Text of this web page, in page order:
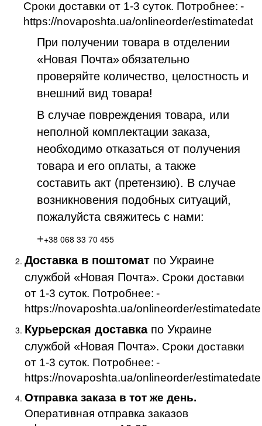
Сроки доставки от 1-3 суток. Потробнее: -
https://novaposhta.ua/onlineorder/estimatedate
При получении товара в отделении
«Новая Почта»обязательно
проверяйте количество, целостность и
внешний вид товара!
В случае повреждения товара, или
неполной комплектации заказа,
необходимо отказаться от получения
товара и его оплаты, а также
составить акт (претензию). В случае
возникновения подобных ситуаций,
пожалуйста свяжитесь с нами:
++38 068 33 70 455
Доставка в поштомат по Украине
службой «Новая Почта». Сроки доставки
от 1-3 суток. Потробнее: -
https://novaposhta.ua/onlineorder/estimatedate
Курьерская доставка по Украине
службой «Новая Почта». Сроки доставки
от 1-3 суток. Потробнее: -
https://novaposhta.ua/onlineorder/estimatedate
Отправка заказа в тот же день.
Оперативная отправка заказов